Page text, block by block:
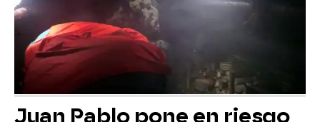
Juan Pablo pone en riesgo